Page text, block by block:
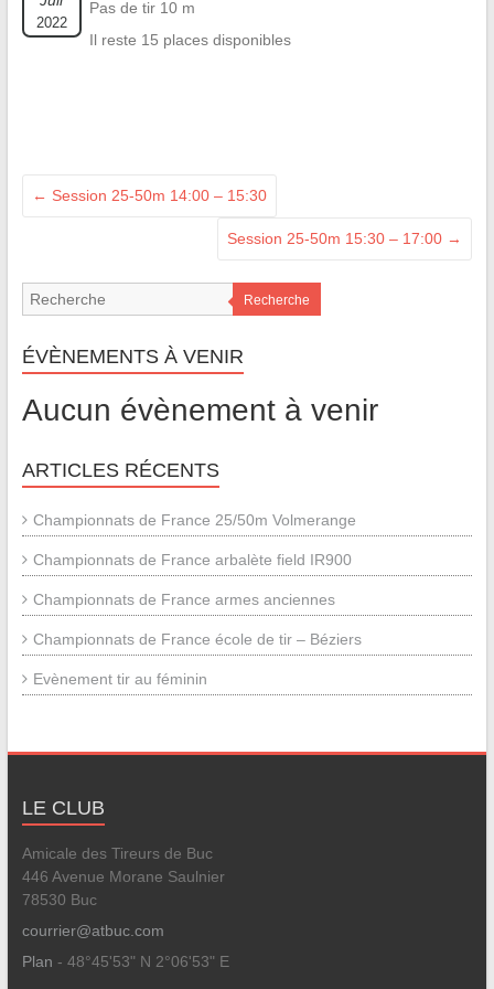
2022
Pas de tir 10 m
Il reste 15 places disponibles
← Session 25-50m 14:00 – 15:30
Session 25-50m 15:30 – 17:00 →
Recherche
ÉVÈNEMENTS À VENIR
Aucun évènement à venir
ARTICLES RÉCENTS
Championnats de France 25/50m Volmerange
Championnats de France arbalète field IR900
Championnats de France armes anciennes
Championnats de France école de tir – Béziers
Evènement tir au féminin
LE CLUB
Amicale des Tireurs de Buc
446 Avenue Morane Saulnier
78530 Buc
courrier@atbuc.com
Plan - 48°45'53" N 2°06'53" E